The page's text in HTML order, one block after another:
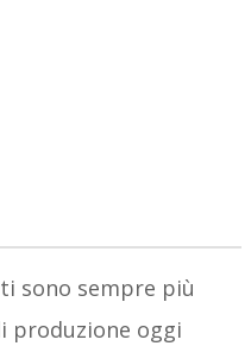
sono sempre più
produzione oggi